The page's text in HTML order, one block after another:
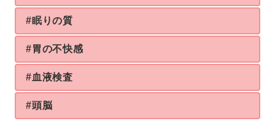
#眠りの質
#胃の不快感
#血液検査
#頭脳